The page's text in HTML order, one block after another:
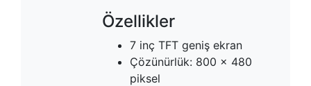
Özellikler
7 inç TFT geniş ekran
Çözünürlük: 800 x 480
piksel